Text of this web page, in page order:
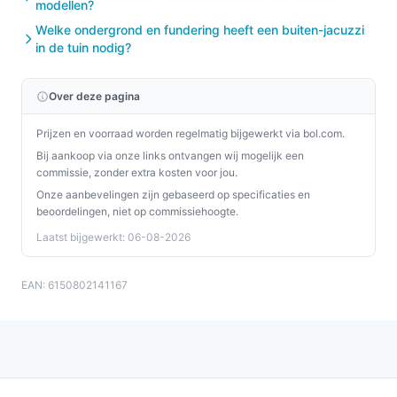
Waar let je op bij prestaties? Controleer het aantal
en type jets en de aanwezige
genoemd) om te weten welke
waterkwaliteitstechnieken aanwezig zijn.
Gebruik & tips
Praktische en veilige aanwijzingen voor plaatsing,
gebruik en onderhoud.
Zorg voor een vlakke, draagkrachtige ondergrond
voordat je de spa plaatst.
Houd rekening met toegang tot een
levering en plan hulp voor verplaatsen en
modellen?
Welke ondergrond en fundering heeft een buiten-jacuzzi
in de tuin nodig?
Over deze pagina
Prijzen en voorraad worden regelmatig bijgewerkt via bol.com.
Bij aankoop via onze links ontvangen wij mogelijk een
commissie, zonder extra kosten voor jou.
Onze aanbevelingen zijn gebaseerd op specificaties en
beoordelingen, niet op commissiehoogte.
Laatst bijgewerkt: 06-08-2026
EAN: 6150802141167